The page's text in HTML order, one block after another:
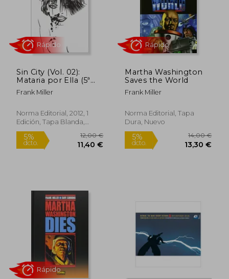
dcto. 17,10 €
Rápido
dcto.
Sin City (Vol. 02):
Mataria por Ella (5ª
Ed. ):
Frank Miller
Norma Editorial, 2012, 1
Edición, Tapa Blanda,
Nuevo
Rápido
Martha Washington
Saves the World
Frank Miller
Norma Editorial, Tapa
Dura, Nuevo